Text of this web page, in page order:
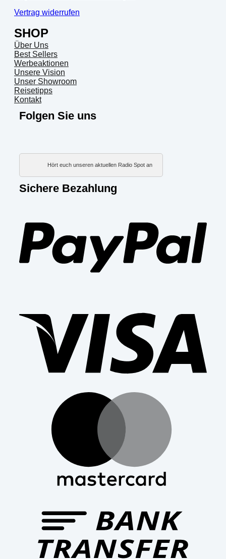
Vertrag widerrufen
SHOP
Über Uns
Best Sellers
Werbeaktionen
Unsere Vision
Unser Showroom
Reisetipps
Kontakt
Folgen Sie uns
Hört euch unseren aktuellen Radio Spot an
Sichere Bezahlung